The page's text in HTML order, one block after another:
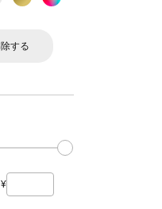
する
¥